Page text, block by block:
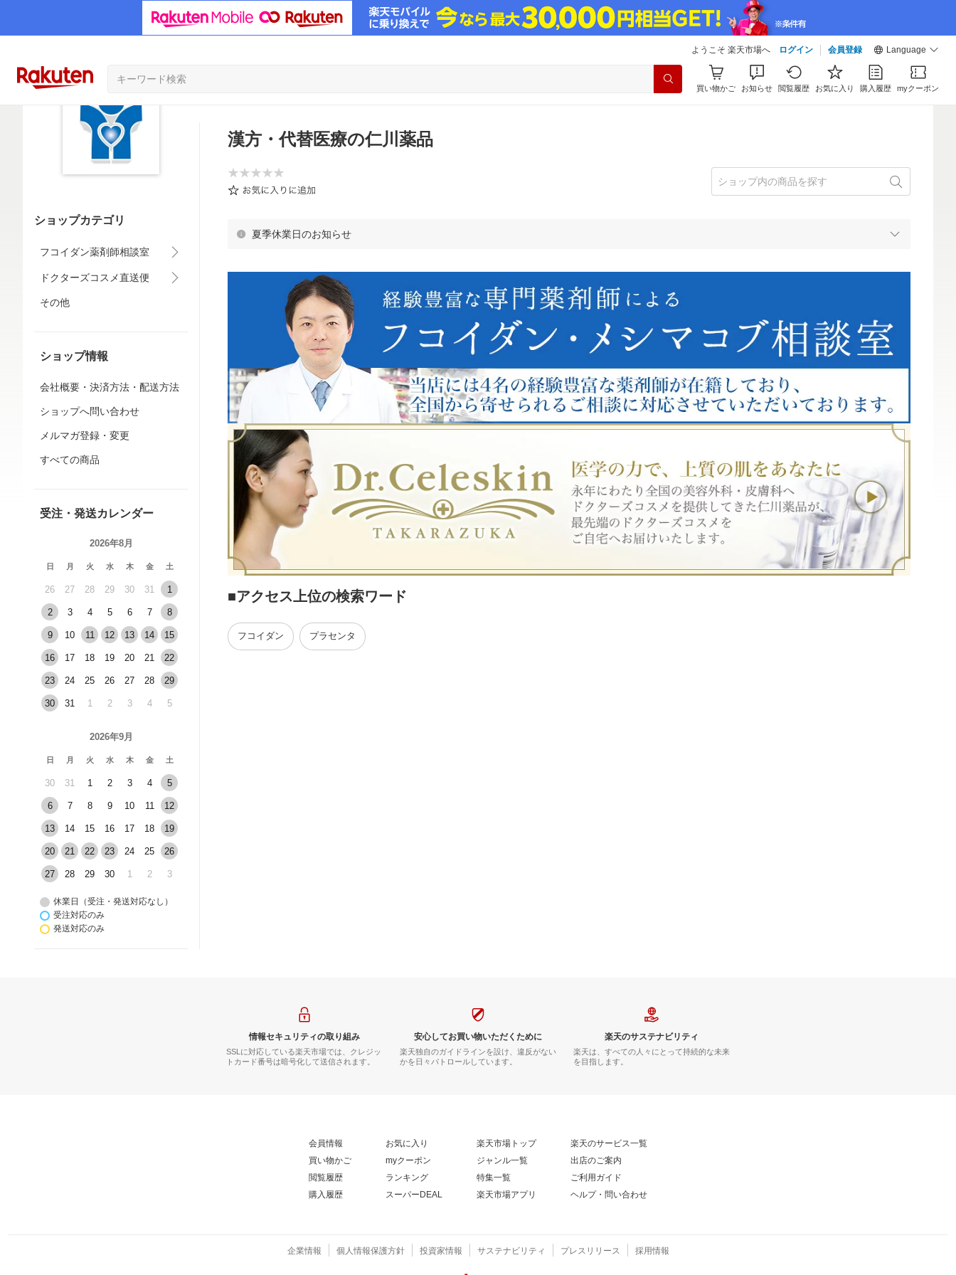
ようこそ 楽天市場へ ログイン 会員登録 Language
買い物かご お知らせ 閲覧履歴 お気に入り 購入履歴 myクーポン
ショップカテゴリ
フコイダン薬剤師相談室
ドクターズコスメ直送便
その他
ショップ情報
会社概要・決済方法・配送方法
ショップへ問い合わせ
メルマガ登録・変更
すべての商品
受注・発送カレンダー
2026年8月
日 月 火 水 木 金 土
26 27 28 29 30 31 1
2 3 4 5 6 7 8
9 10 11 12 13 14 15
16 17 18 19 20 21 22
23 24 25 26 27 28 29
30 31 1 2 3 4 5
2026年9月
日 月 火 水 木 金 土
30 31 1 2 3 4 5
6 7 8 9 10 11 12
13 14 15 16 17 18 19
20 21 22 23 24 25 26
27 28 29 30 1 2 3
休業日（受注・発送対応なし）
受注対応のみ
発送対応のみ
漢方・代替医療の仁川薬品
夏季休業日のお知らせ
■アクセス上位の検索ワード
フコイダン プラセンタ
情報セキュリティの取り組み
SSLに対応している楽天市場では、クレジッ
トカード番号は暗号化して送信されます。
安心してお買い物いただくために
楽天独自のガイドラインを設け、違反がない
かを日々パトロールしています。
楽天のサステナビリティ
楽天は、すべての人々にとって持続的な未来
を目指します。
会員情報
買い物かご
閲覧履歴
購入履歴
お気に入り
myクーポン
ランキング
スーパーDEAL
楽天市場トップ
ジャンル一覧
特集一覧
楽天市場アプリ
楽天のサービス一覧
出店のご案内
ご利用ガイド
ヘルプ・問い合わせ
企業情報 個人情報保護方針 投資家情報 サステナビリティ プレスリリース 採用情報